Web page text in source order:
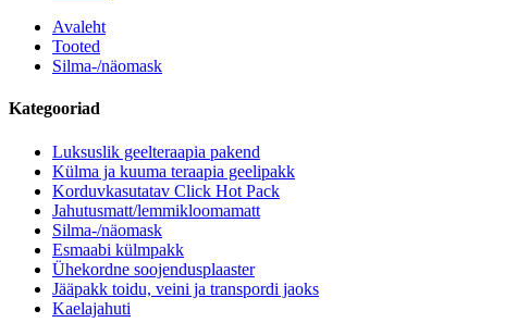
Avaleht
Tooted
Silma-/näomask
Kategooriad
Luksuslik geelteraapia pakend
Külma ja kuuma teraapia geelipakk
Korduvkasutatav Click Hot Pack
Jahutusmatt/lemmikloomamatt
Silma-/näomask
Esmaabi külmpakk
Ühekordne soojendusplaaster
Jääpakk toidu, veini ja transpordi jaoks
Kaelajahuti